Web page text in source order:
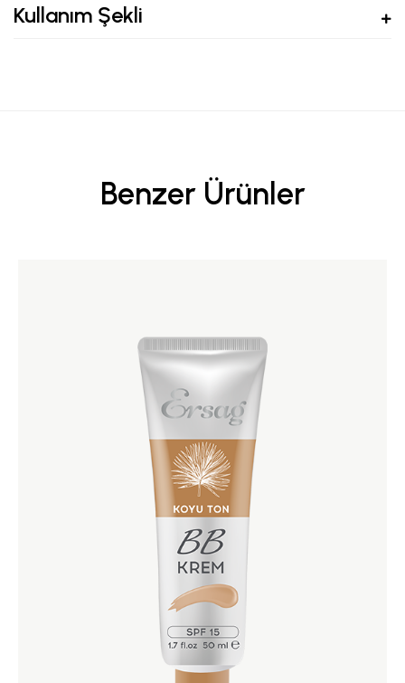
Kullanım Şekli
Benzer Ürünler